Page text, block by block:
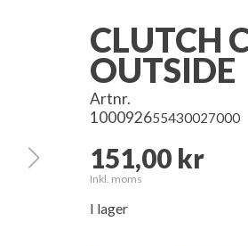
CLUTCH
OUTSIDE
Artnr.
100092655430027000
151,00 kr
Inkl. moms
I lager